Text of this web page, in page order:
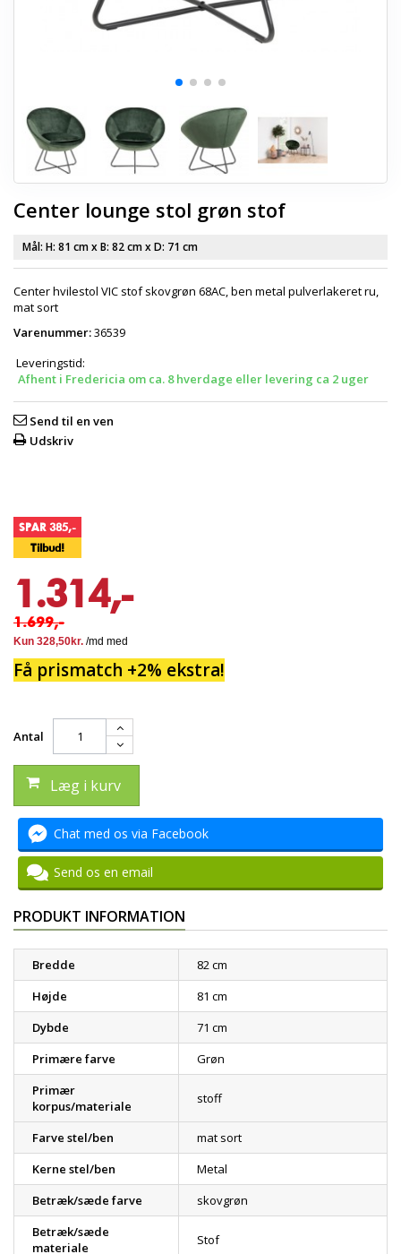
Center lounge stol grøn stof
Mål: H: 81 cmx B: 82 cmx D: 71 cm
Center hvilestol VIC stof skovgrøn 68AC, ben metal pulverlakeret ru,
mat sort
Varenummer:36539
Leveringstid:
Afhent i Fredericia om ca. 8 hverdage eller levering ca 2 uger
Send til en ven
Udskriv
SPAR 385,-
Tilbud!
1.314,-
1.699,-
Få prismatch +2% ekstra!
Antal
Læg i kurv
Chat med os via Facebook
Send os en email
PRODUKT INFORMATION
Bredde
82 cm
Højde
81 cm
Dybde
71 cm
Primære farve
Grøn
Primær
korpus/materiale
stoff
Farve stel/ben
mat sort
Kerne stel/ben
Metal
Betræk/sæde farve
skovgrøn
Betræk/sæde
materiale
Stof